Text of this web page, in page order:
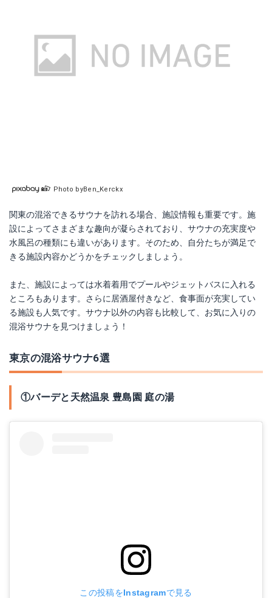
Photo byBen_Kerckx
関東の混浴できるサウナを訪れる場合、施設情報も重要です。施
設によってさまざまな趣向が凝らされており、サウナの充実度や
水風呂の種類にも違いがあります。そのため、自分たちが満足で
きる施設内容かどうかをチェックしましょう。
また、施設によっては水着着用でプールやジェットバスに入れる
ところもあります。さらに居酒屋付きなど、食事面が充実してい
る施設も人気です。サウナ以外の内容も比較して、お気に入りの
混浴サウナを見つけましょう！
東京の混浴サウナ6選
①バーデと天然温泉 豊島園 庭の湯
この投稿をInstagramで見る